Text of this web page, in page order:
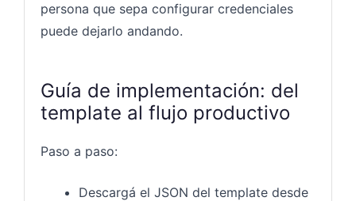
persona que sepa configurar credenciales
puede dejarlo andando.
Guía de implementación: del
template al flujo productivo
Paso a paso:
Descargá el JSON del template desde